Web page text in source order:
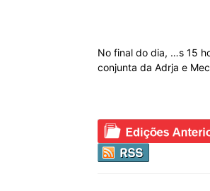
No final do dia, …s 15
conjunta da Adrja e